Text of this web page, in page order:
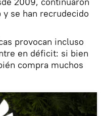
y se han recrudecido
provocan incluso
en déficit: si bien
compra muchos